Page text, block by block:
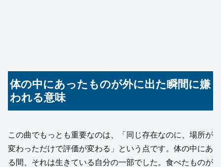
体の中にあったものが外に出た瞬間に嫌
われる意味
この曲でもっとも重要なのは、「同じ存在なのに、場所が
変わっただけで評価が変わる」という点です。体の中にあ
る間、それは生きている自分の一部でした。食べたものが